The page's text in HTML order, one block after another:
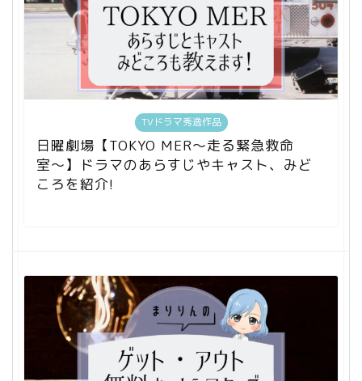
TVドラマ秀逸作品
日曜劇場【TOKYO MER〜走る緊急救命
室〜】ドラマのあらすじやキャスト、みど
ころを紹介!